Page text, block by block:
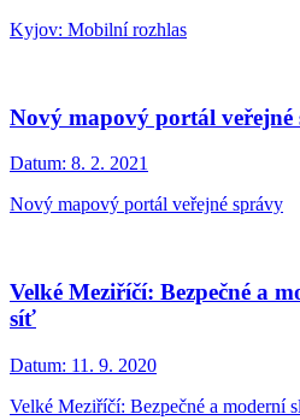
Kyjov: Mobilní rozhlas
Nový mapový portál veřejné
Datum: 8. 2. 2021
Nový mapový portál veřejné správy
Velké Meziříčí: Bezpečné a
síť
Datum: 11. 9. 2020
Velké Meziříčí: Bezpečné a moderní